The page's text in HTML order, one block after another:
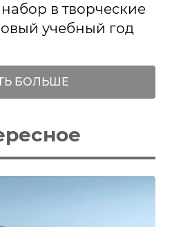
в творческие
учебный год
БОЛЬШЕ